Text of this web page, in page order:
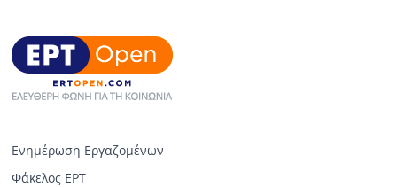
Ενημέρωση Εργαζομένων
Φάκελος ΕΡΤ